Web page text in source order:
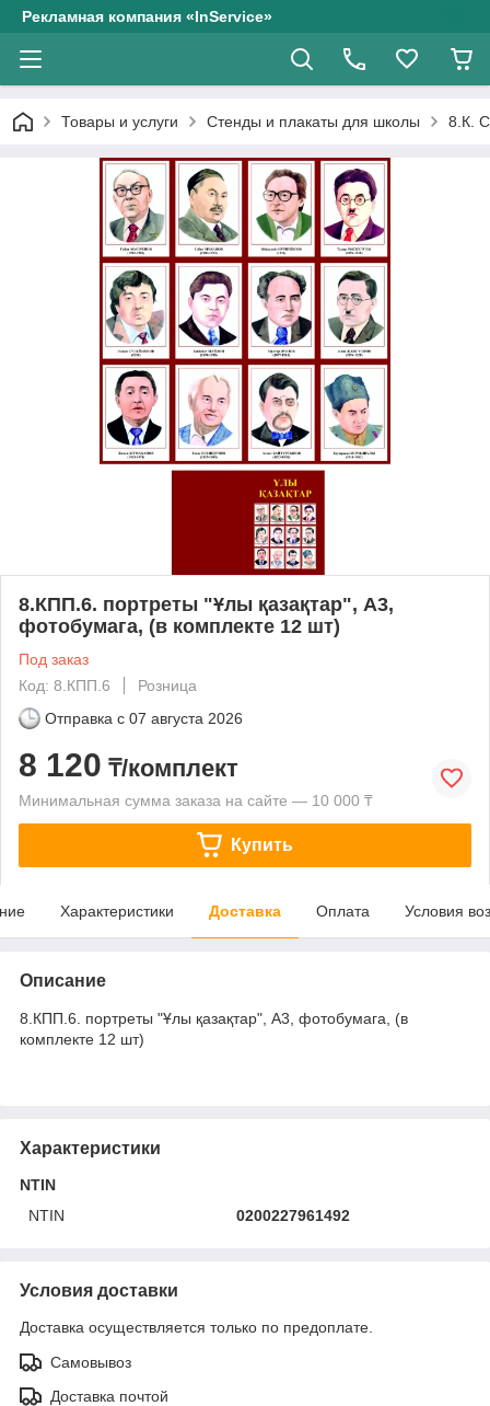
Рекламная компания «InService»
Товары и услуги Стенды и плакаты для школы 8.К.
8.КПП.6. портреты "Ұлы қазақтар", А3,
фотобумага, (в комплекте 12 шт)
Под заказ
Код: 8.КПП.6
Розница
Отправка с 07 августа 2026
8 120 ₸/комплект
Минимальная сумма заказа на сайте — 10 000 ₸
Купить
Характеристики Доставка Оплата Условия
Описание
8.КПП.6. портреты "Ұлы қазақтар", А3, фотобумага, (в
комплекте 12 шт)
Характеристики
NTIN
NTIN
0200227961492
Условия доставки
Доставка осуществляется только по предоплате.
Самовывоз
Доставка почтой